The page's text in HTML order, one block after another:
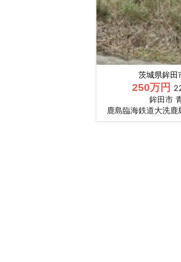
茨城県鉾田
250万円
鉾田市
鹿島臨海鉄道大洗